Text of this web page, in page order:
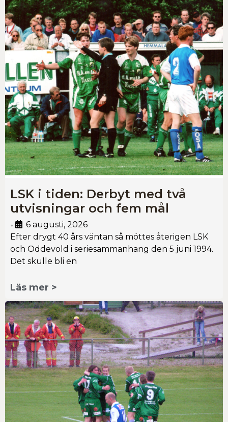
LSK i tiden: Derbyt med två
utvisningar och fem mål
•
6 augusti, 2026
Efter drygt 40 års väntan så möttes återigen LSK
och Oddevold i seriesammanhang den 5 juni 1994.
Det skulle bli en
Läs mer >